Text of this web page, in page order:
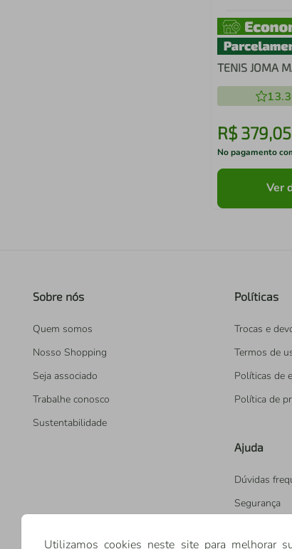
TENIS JOMA
R$379,05
No pagamento
Ver
Sobre nós
Quem somos
Nosso Shopping
Seja associado
Trabalhe conosco
Sustentabilidade
Políticas
Trocas e
Termos de
Políticas de
Política de
Ajuda
Dúvidas
Segurança
Utilizamos cookies neste site para melhorar